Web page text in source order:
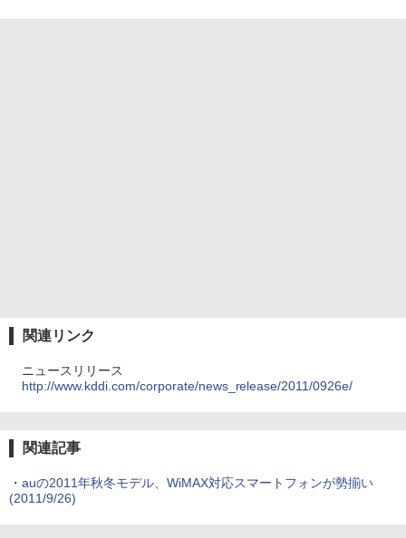
関連リンク
ニュースリリース
http://www.kddi.com/corporate/news_release/2011/0926e/
関連記事
・ auの2011年秋冬モデル、WiMAX対応スマートフォンが勢揃い
(2011/9/26)